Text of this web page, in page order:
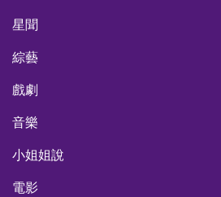
星聞
綜藝
戲劇
音樂
小姐姐說
電影